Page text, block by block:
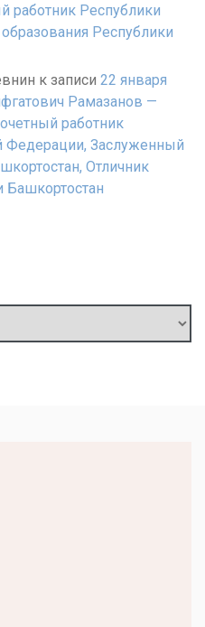
работник Республики
Республики
к записи 22 января
Рамазанов —
работник
Федерации, Заслуженный
Отличник
Башкортостан